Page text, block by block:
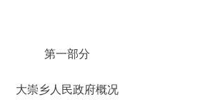
第一部分
大崇乡人民政府概况